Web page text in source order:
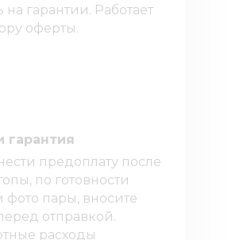
на гарантии. Работает
оферты.
гарантия
предоплату после
по готовности
пары, вносите
отправкой.
расходы